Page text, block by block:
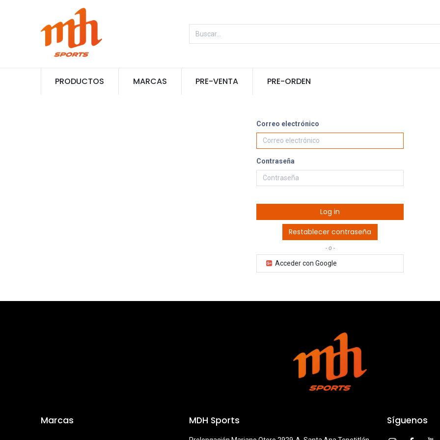
PRODUCTOS MARCAS PRE-VENTA PRE-ORDEN
Correo electrónico
Contraseña
Log in
Restablecer contraseña
- o -
Acceder con Google
Marcas MDH Sports Síguenos